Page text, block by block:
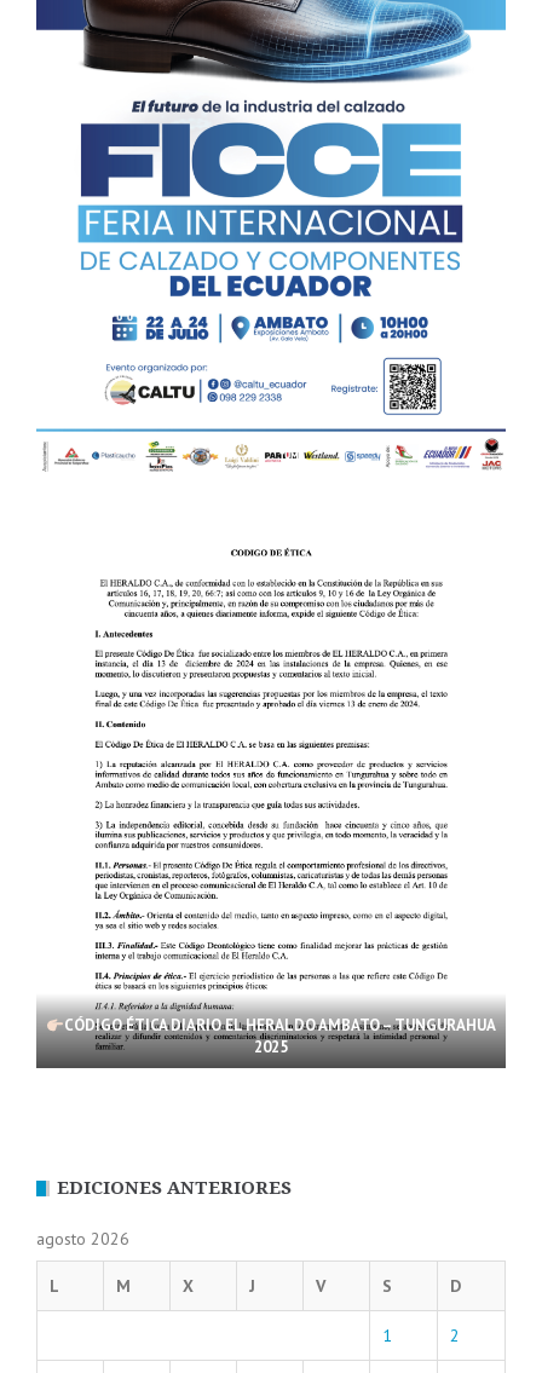
CÓDIGO ÉTICA DIARIO EL HERALDO AMBATO – TUNGURAHUA
2025
EDICIONES ANTERIORES
agosto 2026
L M X J V S D
1 2